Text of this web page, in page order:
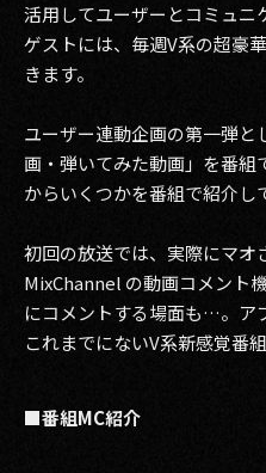
活用してユーザーとコミュニ
ゲストには、毎週V系の超豪
きます。
ユーザー連動企画の第一弾と
画・弾いてみた動画」を番
からいくつかを番組で紹介し
初回の放送では、実際にマオ
MixChannel の動画コメント
にコメントする場面も…。ア
これまでにないV系新感覚番
■番組MC紹介